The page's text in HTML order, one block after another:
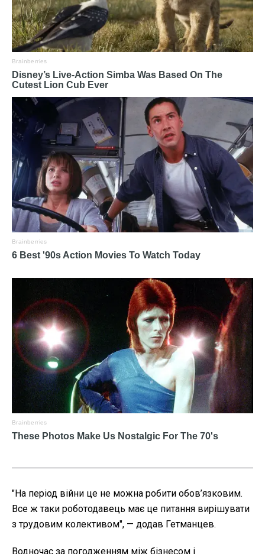
"На період війни це не можна робити обов’язковим.
Все ж таки роботодавець має це питання вирішувати
з трудовим колективом", — додав Гетманцев.
Водночас за погодженням між бізнесом і